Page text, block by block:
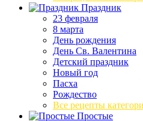
Праздник
23 февраля
8 марта
День рождения
День Св. Валентина
Детский праздник
Новый год
Пасха
Рождество
Все рецепты
Простые